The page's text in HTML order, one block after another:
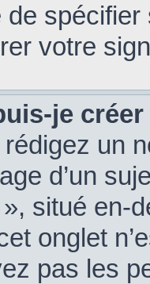
de
votre
je
un
d’un
», situé en-
onglet
pas les